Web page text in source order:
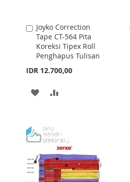
Joyko Correction
Tape CT-564 Pita
Koreksi Tipex Roll
Penghapus Tulisan
IDR 12.700,00
Add
to
Cart
ADD
WISH
LIST